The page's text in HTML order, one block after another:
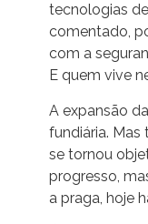
tecnologias
comentado,
com a
E quem vive
A expansão
fundiária. Mas
se tornou
progresso,
a praga, hoje